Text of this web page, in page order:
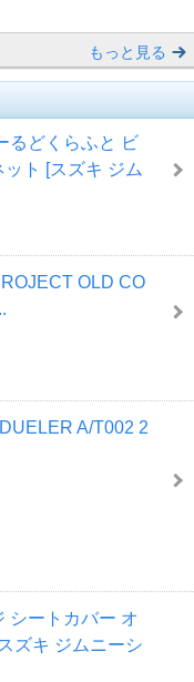
もっと見る
るどくらふと ビ
ト [スズキ ジム
OLD CO
A/T002 2
シートカバー オ
ズキ ジムニーシ